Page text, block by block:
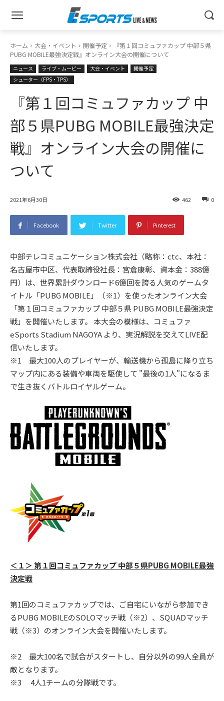
ホーム 大会・イベント 開催予定
『第１回コミュファカップ 中部５県
PUBG MOBILE最強決定戦』オンライン大会の開催について
ニュース ライブ・ムービー 大会・イベント
開催予定
シューター（FPS・TPS）
『第１回コミュファカップ 中
部５県PUBG MOBILE最強決定
戦』オンライン大会の開催に
ついて
2021年6月30日 0
462
Facebook Twitter Pinterest
中部テレコミュニケーション株式会社（略称：ctc、本社：
名古屋市中区、代表取締役社長：宮倉康彰、資本金：388億
円）は、世界累計ダウンロード6億回を誇る人気のゲームタ
イトル「PUBG MOBILE」（※1）を使ったオンライン大会
「第１回コミュファカップ 中部５県 PUBG MOBILE最強決定
戦」を開催いたします。 本大会の模様は、コミュファ
eSports Stadium NAGOYA より、実況解説を交えてLIVE配
信いたします。
※1 最大100人のプレイヤーが、輸送機から孤島に降り立ち
マップ内にある装備や車両を駆使して "最後の1人"になるま
で生き抜くバトルロイヤルゲーム。
＜１＞ 第１回コミュファカップ 中部５県PUBG MOBILE最強
決定戦
第1回のコミュファカップでは、ご自宅にいながら参加でき
るPUBG MOBILEのSOLOマッチ戦（※2）、SQUADマッチ
戦（※3）のオンライン大会を開催いたします。
※2 最大100名で試合がスタートし、自分以外の99人全員が
敵となります。
※3 4人1チームの分隊戦です。